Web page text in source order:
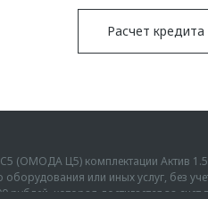
Расчет кредита
(ОМОДА Ц5) комплектации Актив
или иных услуг, без
которая достигается за